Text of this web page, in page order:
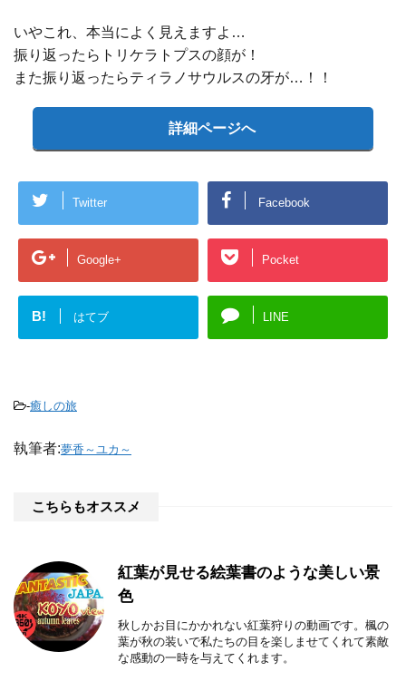
いやこれ、本当によく見えますよ…
振り返ったらトリケラトプスの顔が！
また振り返ったらティラノサウルスの牙が…！！
詳細ページへ
Twitter Facebook
Google+ Pocket
B! はてブ LINE
-癒しの旅
執筆者:夢香～ユカ～
こちらもオススメ
紅葉が見せる絵葉書のような美しい景
色
秋しかお目にかかれない紅葉狩りの動画です。楓の
葉が秋の装いで私たちの目を楽しませてくれて素敵
な感動の一時を与えてくれます。